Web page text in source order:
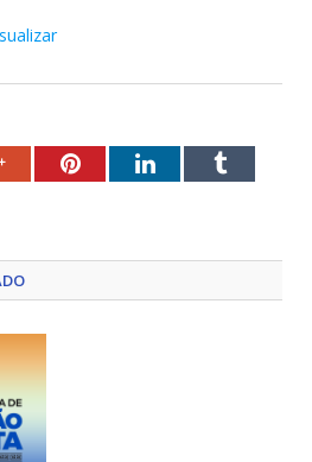
Google+PinterestLinkedInTumblr